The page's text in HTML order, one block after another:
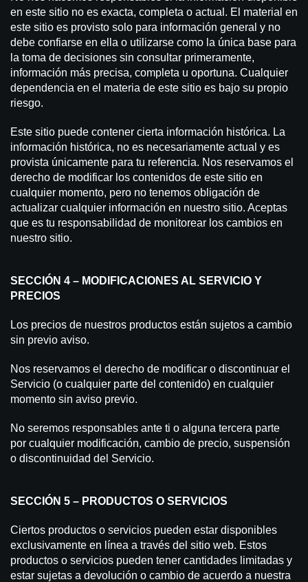
en este sitio no es exacta, completa o actual. El material en
este sitio es provisto solo para información general y no
debe confiarse en ella o utilizarse como la única base para
la toma de decisiones sin consultar primeramente,
información más precisa, completa u oportuna. Cualquier
dependencia en el materia de este sitio es bajo su propio
riesgo.
Este sitio puede contener cierta información histórica. La
información histórica, no es necesariamente actual y es
provista únicamente para tu referencia. Nos reservamos el
derecho de modificar los contenidos de este sitio en
cualquier momento, pero no tenemos obligación de
actualizar cualquier información en nuestro sitio. Aceptas
que es tu responsabilidad de monitorear los cambios en
nuestro sitio.
SECCIÓN 4 – MODIFICACIONES AL SERVICIO Y
PRECIOS
Los precios de nuestros productos están sujetos a cambio
sin previo aviso.
Nos reservamos el derecho de modificar o discontinuar el
Servicio (o cualquier parte del contenido) en cualquier
momento sin aviso previo.
No seremos responsables ante ti o alguna tercera parte
por cualquier modificación, cambio de precio, suspensión
o discontinuidad del Servicio.
SECCIÓN 5 – PRODUCTOS O SERVICIOS
Ciertos productos o servicios pueden estar disponibles
exclusivamente en línea a través del sitio web. Estos
productos o servicios pueden tener cantidades limitadas y
estar sujetas a devolución o cambio de acuerdo a nuestra